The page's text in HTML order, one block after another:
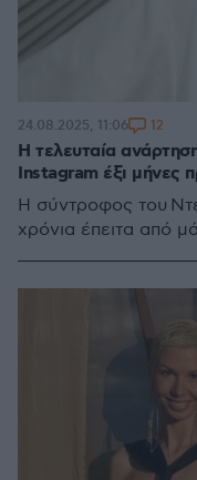
Η τελευταία
Instagram έξι μήνες
Η σύντροφος του
χρόνια έπειτα από
24.08.2025, 11:06 12